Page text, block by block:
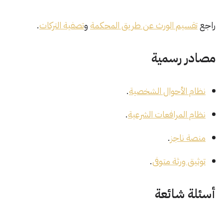
راجعتقسيم الورث عن طريق المحكمة وتصفية التركات.
مصادر رسمية
نظام الأحوال الشخصية.
نظام المرافعات الشرعية.
منصة ناجز.
توثيق ورثة متوفى.
أسئلة شائعة